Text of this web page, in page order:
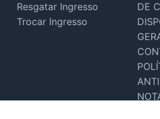
Resgatar Ingresso
Trocar Ingresso
DE